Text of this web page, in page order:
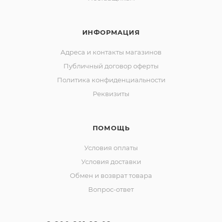
ИНФОРМАЦИЯ
Адреса и контакты магазинов
Публичный договор оферты
Политика конфиденциальности
Реквизиты
ПОМОЩЬ
Условия оплаты
Условия доставки
Обмен и возврат товара
Вопрос-ответ